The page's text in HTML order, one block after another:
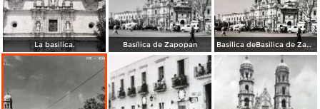
La basilica. Basílica de Zapopan Basilica deBasilica de Zapopan